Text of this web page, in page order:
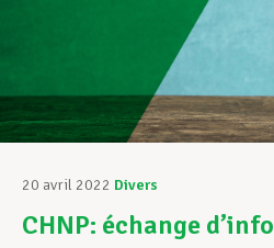
Structures syndicales
Assistance au Travail
Vos droits
20 avril 2022 Divers
CHNP: échange